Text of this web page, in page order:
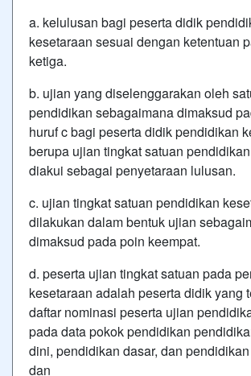
a. kelulusan bagi peserta didik
kesetaraan sesuai dengan ketentuan
ketiga.
b. ujian yang diselenggarakan oleh
pendidikan sebagaimana dimaksud
huruf c bagi peserta didik pendidikan
berupa ujian tingkat satuan
diakui sebagai penyetaraan lulusan.
c. ujian tingkat satuan pendidikan
dilakukan dalam bentuk ujian
dimaksud pada poin keempat.
d. peserta ujian tingkat satuan pada
kesetaraan adalah peserta didik yang
daftar nominasi peserta ujian
pada data pokok pendidikan
dini, pendidikan dasar, dan
dan